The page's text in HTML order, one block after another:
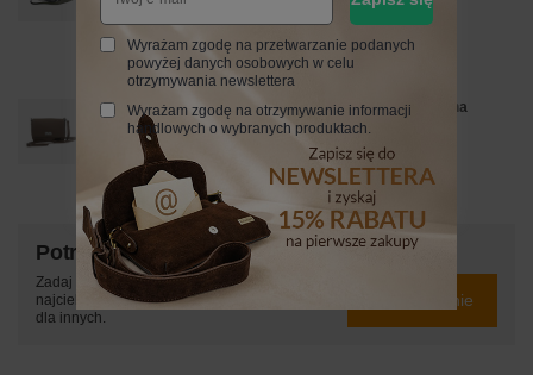
179,99 zł / szt.
Najniższa cena z 30 dni przed obniżką: 239,99 zł
Cena regularna: 299,99 zł -40%
Wizytowa torebka damska Barberinis - Beżowa ciemna
209,99 zł / szt.
Potrzebujesz pomocy? Masz pytania?
Zadaj pytanie a my odpowiemy niezwłocznie,
najciekawsze pytania i odpowiedzi publikując
dla innych.
Zadaj pytanie
Wyrażam zgodę na przetwarzanie podanych
powyżej danych osobowych w celu
otrzymywania newslettera
Wyrażam zgodę na otrzymywanie informacji
handlowych o wybranych produktach.